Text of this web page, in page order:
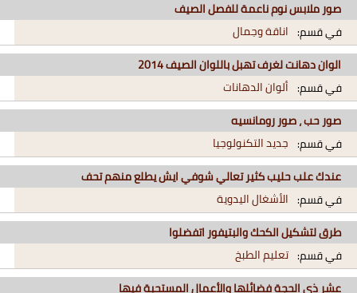
صور ملابس نوم ناعمة للفصل الصيف
في قسم: اناقة وجمال
الوان دهانت لغرف تهبل باللوان الصيف 2014
في قسم: ألوان الدهانات
صور حب ، صور رومانسيه
في قسم: جديد التكنولوجيا
عندك علب حليب كثير تعالي شوفي ايش يطلع منهم تحف
في قسم: الأشغال اليدوية
طرق لتشكيل الكحك والبتيفور اتفضلوا
في قسم: تعليم الطبخ
عشر ذي الحجة فضائلها والأعمال المستحبة فيها